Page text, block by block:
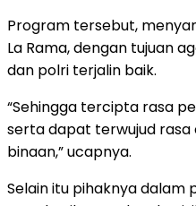
Program tersebut,
La Rama, dengan tujuan
dan polri terjalin baik.
“Sehingga tercipta rasa
serta dapat terwujud rasa
binaan,” ucapnya.
Selain itu pihaknya